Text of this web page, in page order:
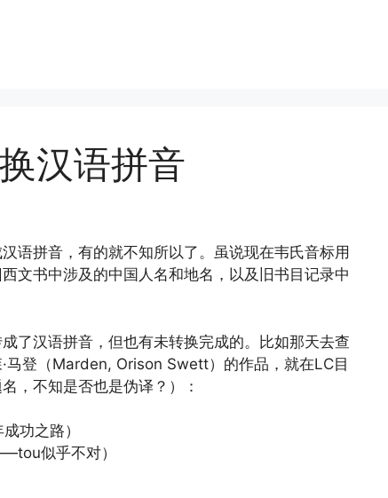
汉语拼音
语拼音，有的就不知所以了。虽说现在韦氏音标用
文书中涉及的中国人名和地名，以及旧书目记录中
了汉语拼音，但也有未转换完成的。比如那天去查
马登（Marden, Orison Swett）的作品，就在LC目
，不知是否也是伪译？）：
功之路）
似乎不对）